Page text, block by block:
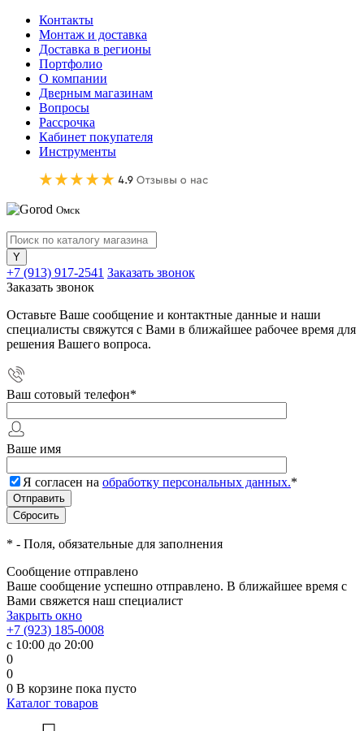
Контакты
Монтаж и доставка
Доставка в регионы
Портфолио
О компании
Дверным магазинам
Вопросы
Рассрочка
Кабинет покупателя
Инструменты
Омск
+7 (913) 917-2541 Заказать звонок
Заказать звонок
Оставьте Ваше сообщение и контактные данные и наши
специалисты свяжутся с Вами в ближайшее рабочее время для
решения Вашего вопроса.
Ваш сотовый телефон*
Ваше имя
Я согласен на обработку персональных данных.*
* - Поля, обязательные для заполнения
Сообщение отправлено
Ваше сообщение успешно отправлено. В ближайшее время с
Вами свяжется наш специалист
Закрыть окно
+7 (923) 185-0008
с 10:00 до 20:00
0
0
0 В корзине пока пусто
Каталог товаров